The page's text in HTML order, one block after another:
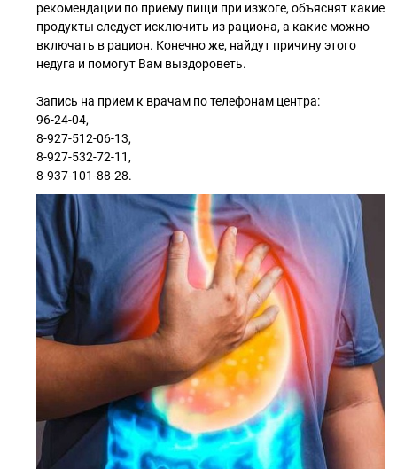
рекомендации по приему пищи при изжоге, объяснят какие
продукты следует исключить из рациона, а какие можно
включать в рацион. Конечно же, найдут причину этого
недуга и помогут Вам выздороветь.
Запись на прием к врачам по телефонам центра:
96-24-04,
8-927-512-06-13,
8-927-532-72-11,
8-937-101-88-28.